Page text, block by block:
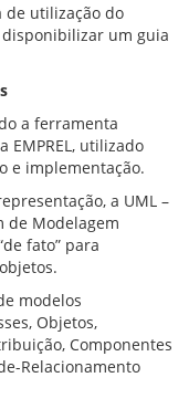
de utilização do
um guia
a ferramenta
EMPREL, utilizado
e implementação.
a UML –
de Modelagem
fato” para
modelos
Objetos,
Componentes
Relacionamento